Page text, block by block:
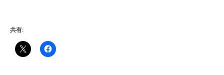
共有: